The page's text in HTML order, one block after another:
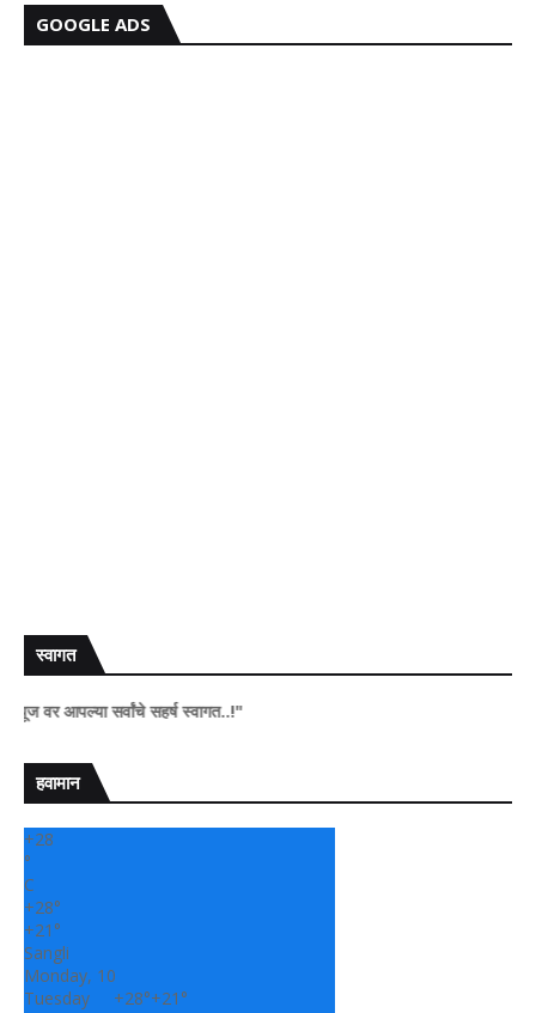
GOOGLE ADS
स्वागत
सर्वांचे सहर्ष स्वागत..!"
हवामान
+28
°
C
+28°
+21°
Sangli
Monday, 10
Tuesday
+28°+21°